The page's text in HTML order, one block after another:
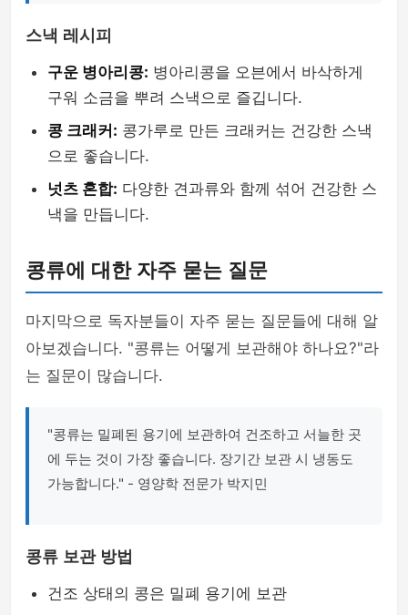
스낵 레시피
구운 병아리콩: 병아리콩을 오븐에서 바삭하게
구워 소금을 뿌려 스낵으로 즐깁니다.
콩 크래커: 콩가루로 만든 크래커는 건강한 스낵
으로 좋습니다.
넛츠 혼합: 다양한 견과류와 함께 섞어 건강한 스
낵을 만듭니다.
콩류에 대한 자주 묻는 질문
마지막으로 독자분들이 자주 묻는 질문들에 대해 알
아보겠습니다. "콩류는 어떻게 보관해야 하나요?"라
는 질문이 많습니다.
"콩류는 밀폐된 용기에 보관하여 건조하고 서늘한 곳
에 두는 것이 가장 좋습니다. 장기간 보관 시 냉동도
가능합니다." - 영양학 전문가 박지민
콩류 보관 방법
건조 상태의 콩은 밀폐 용기에 보관